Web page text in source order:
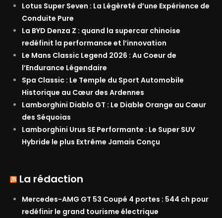
Lotus Super Seven : La Légèreté d’une Expérience de
Conduite Pure
La BYD Denza Z : quand la supercar chinoise
redéfinit la performance et l’innovation
Le Mans Classic Legend 2026 : Au Coeur de
l’Endurance Légendaire
Spa Classic : Le Temple du Sport Automobile
Historique au Cœur des Ardennes
Lamborghini Diablo GT : Le Diable Orange au Cœur
des Séquoias
Lamborghini Urus SE Performante : Le Super SUV
Hybride le plus Extrême Jamais Conçu
La rédaction
Mercedes-AMG GT 53 Coupé 4 portes : 544 ch pour
redéfinir le grand tourisme électrique